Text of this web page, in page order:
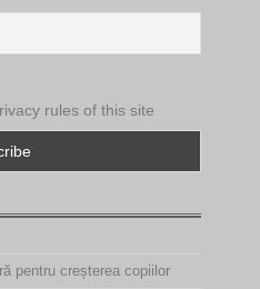
rules of this site
pentru creșterea copiilor